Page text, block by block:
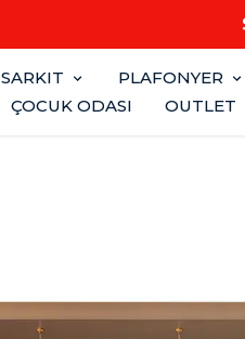
SARKIT PLAFONYER
ÇOCUK ODASI
OUTLET